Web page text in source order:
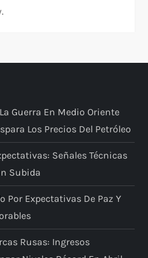
Guerra En Medio Oriente
Los Precios Del Petróleo
Señales Técnicas
Subida
Por Expectativas De Paz Y
Rusas: Ingresos